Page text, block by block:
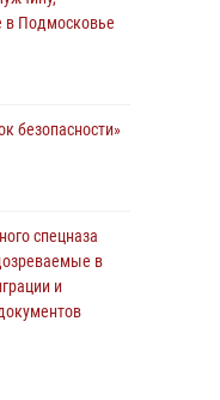
в Подмосковье
безопасности»
спецназа
в
и